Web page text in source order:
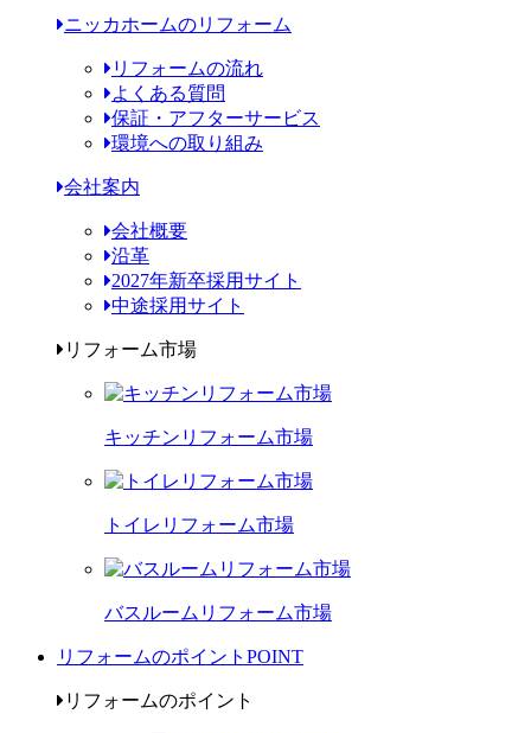
ニッカホームのリフォーム
リフォームの流れ
よくある質問
保証・アフターサービス
環境への取り組み
会社案内
会社概要
沿革
2027年新卒採用サイト
中途採用サイト
リフォーム市場
キッチンリフォーム市場
トイレリフォーム市場
バスルームリフォーム市場
リフォームのポイント POINT
リフォームのポイント